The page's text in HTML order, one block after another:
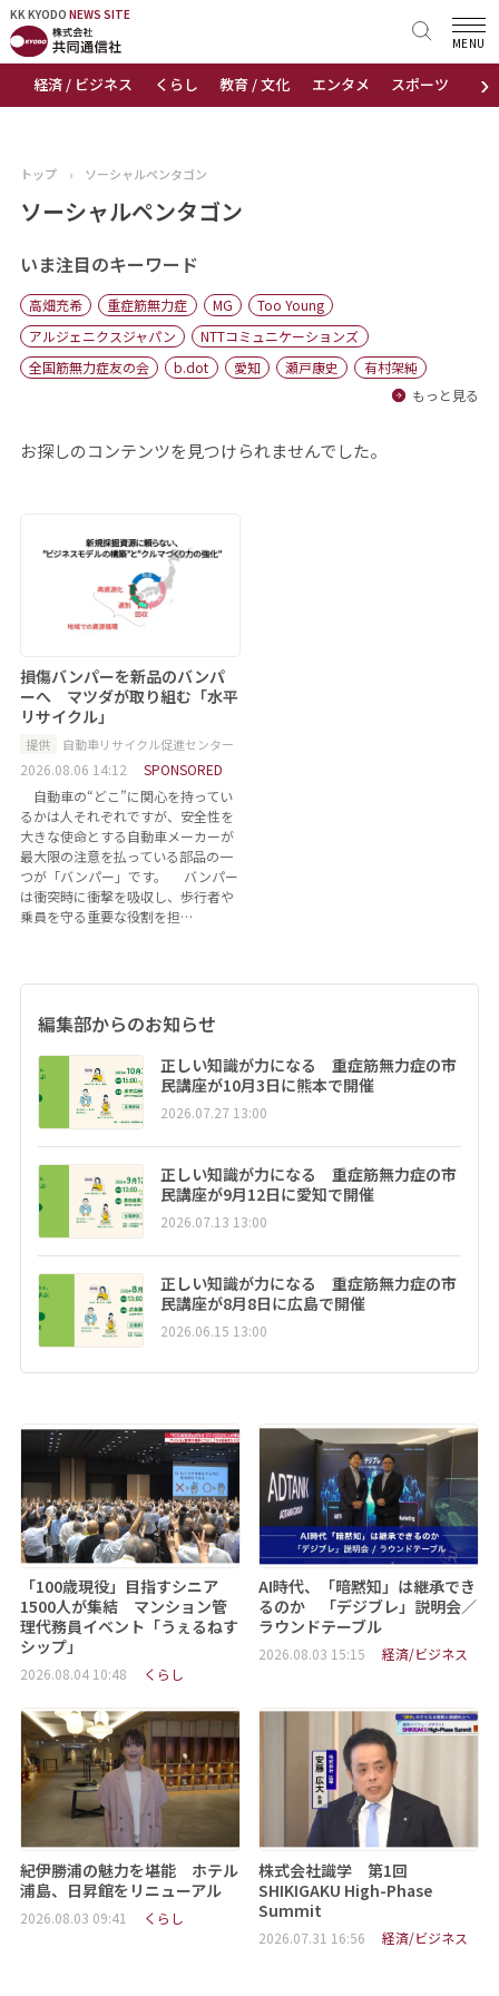
KK KYODO NEWS SITE
›
経済 / ビジネス くらし 教育 / 文化 エンタメ スポーツ 地域
MENU
KK KYODONEWS SITE
トップページ
ニュース
おすすめコンテンツ
出版物
会社概要
トップ › ソーシャルペンタゴン
ソーシャルペンタゴン
いま注目のキーワード
高畑充希 重症筋無力症 MG
Too Young
アルジェニクスジャパン
NTTコミュニケーションズ
全国筋無力症友の会
b.dot 愛知 瀬戸康史
有村架純
もっと見る
お探しのコンテンツを見つけられませんでした。
損傷バンパーを新品のバンパ
ーへ マツダが取り組む「水平
リサイクル」
提供 自動車リサイクル促進センター
2026.08.06 14:12
SPONSORED
自動車の“どこ”に関心を持ってい
るかは人それぞれですが、安全性を
大きな使命とする自動車メーカーが
最大限の注意を払っている部品の一
つが「バンパー」です。 バンパー
は衝突時に衝撃を吸収し、歩行者や
乗員を守る重要な役割を担…
編集部からのお知らせ
正しい知識が力になる 重症筋無力症の市
民講座が10月3日に熊本で開催
2026.07.27 13:00
正しい知識が力になる 重症筋無力症の市
民講座が9月12日に愛知で開催
2026.07.13 13:00
正しい知識が力になる 重症筋無力症の市
民講座が8月8日に広島で開催
2026.06.15 13:00
「100歳現役」目指すシニア
1500人が集結 マンション管
理代務員イベント「うぇるねす
シップ」
2026.08.04 10:48 くらし
AI時代、「暗黙知」は継承でき
るのか 「デジブレ」説明会／
ラウンドテーブル
2026.08.03 15:15 経済/ビジネス
紀伊勝浦の魅力を堪能 ホテル
浦島、日昇館をリニューアル
2026.08.03 09:41 くらし
株式会社識学 第1回
SHIKIGAKU High-Phase
Summit
2026.07.31 16:56 経済/ビジネス